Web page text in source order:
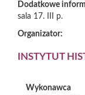
Dodatkowe
sala 17. III p.
Organizator:
INSTYTUT
Wykonawca